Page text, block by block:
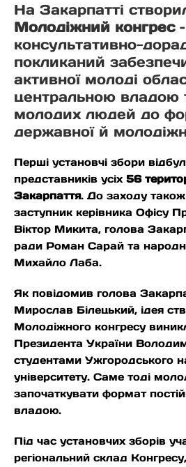
На Закарпатті
Молодіжний конгрес
консультативно-
покликаний
активної молоді
центральною владою
молодих людей до
державної й
Перші установчі збори
представників усіх 56
Закарпаття. До заходу
заступник керівника Офісу
Віктор Микита, голова
ради Роман Сарай та
Михайло Лаба.
Як повідомив голова
Мирослав Білецький, ідея
Молодіжного конгресу
Президента України
студентами Ужгородського
університету. Саме тоді
започаткувати формат
владою.
Під час установчих зборів
регіональний склад